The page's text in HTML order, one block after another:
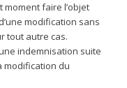
moment faire l’objet
modification sans
tout autre cas.
indemnisation suite
modification du